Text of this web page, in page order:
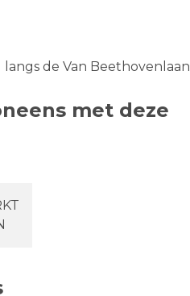
de Van Beethovenlaan
met deze